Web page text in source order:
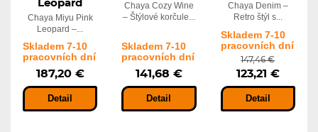
Leopard
Chaya Miyu Pink
Leopard –...
Skladem 7-10
pracovních dní
187,20 €
Detail
Chaya Cozy Wine
– Štýlové korčule...
Skladem 7-10
pracovních dní
141,68 €
Detail
Chaya Denim –
Retro štýl s...
Skladem 7-10
pracovních dní
147,46 €
123,21 €
Detail